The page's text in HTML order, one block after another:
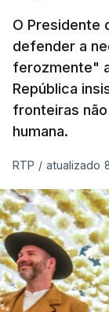
O Presidente
defender a
ferozmente"
República
fronteiras
humana.
RTP / atualizado